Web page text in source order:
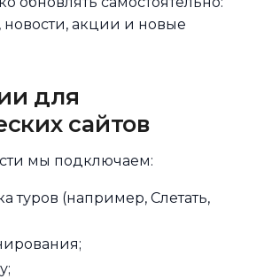
новости, акции и новые
для
сайтов
мы подключаем:
туров (например, Слетать,